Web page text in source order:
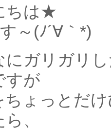
ちは★
～(ﾉ´∀｀*)
にガリガリ
すが
ちょっとだ
、